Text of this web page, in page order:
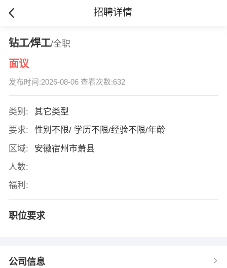
招聘详情
钻工∕焊工/全职
面议
发布时间:2026-08-06 查看次数:632
类别:
其它类型
要求:
性别不限/ 学历不限/经验不限/年龄
区域:
安徽宿州市萧县
人数:
福利:
职位要求
公司信息